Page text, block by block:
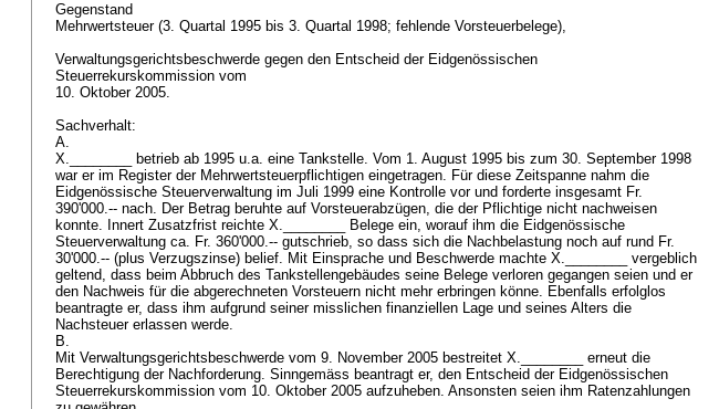
Gegenstand
Mehrwertsteuer (3. Quartal 1995 bis 3. Quartal 1998; fehlende Vorsteuerbelege),
Verwaltungsgerichtsbeschwerde gegen den Entscheid der Eidgenössischen
Steuerrekurskommission vom
10. Oktober 2005.
Sachverhalt:
A.
X.________ betrieb ab 1995 u.a. eine Tankstelle. Vom 1. August 1995 bis zum 30. September 1998
war er im Register der Mehrwertsteuerpflichtigen eingetragen. Für diese Zeitspanne nahm die
Eidgenössische Steuerverwaltung im Juli 1999 eine Kontrolle vor und forderte insgesamt Fr.
390'000.-- nach. Der Betrag beruhte auf Vorsteuerabzügen, die der Pflichtige nicht nachweisen
konnte. Innert Zusatzfrist reichte X.________ Belege ein, worauf ihm die Eidgenössische
Steuerverwaltung ca. Fr. 360'000.-- gutschrieb, so dass sich die Nachbelastung noch auf rund Fr.
30'000.-- (plus Verzugszinse) belief. Mit Einsprache und Beschwerde machte X.________ vergeblich
geltend, dass beim Abbruch des Tankstellengebäudes seine Belege verloren gegangen seien und er
den Nachweis für die abgerechneten Vorsteuern nicht mehr erbringen könne. Ebenfalls erfolglos
beantragte er, dass ihm aufgrund seiner misslichen finanziellen Lage und seines Alters die
Nachsteuer erlassen werde.
B.
Mit Verwaltungsgerichtsbeschwerde vom 9. November 2005 bestreitet X.________ erneut die
Berechtigung der Nachforderung. Sinngemäss beantragt er, den Entscheid der Eidgenössischen
Steuerrekurskommission vom 10. Oktober 2005 aufzuheben. Ansonsten seien ihm Ratenzahlungen